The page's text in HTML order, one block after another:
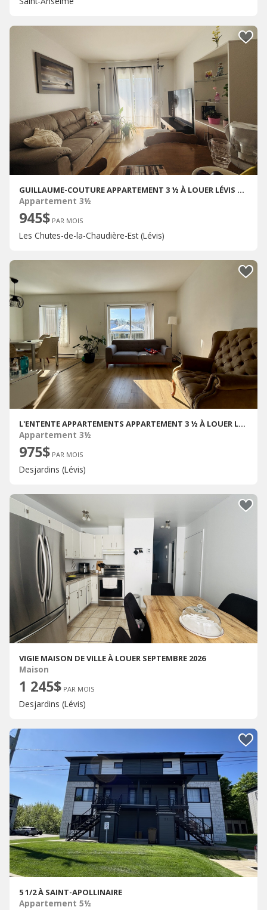
GUILLAUME-COUTURE APPARTEMENT 3 ½ À LOUER LÉVIS SEPTEMBRE 2026
Appartement 3½
945$ PAR MOIS
Les Chutes-de-la-Chaudière-Est (Lévis)
L'ENTENTE APPARTEMENTS APPARTEMENT 3 ½ À LOUER LÉVIS OCTOBRE 2026
Appartement 3½
975$ PAR MOIS
Desjardins (Lévis)
VIGIE MAISON DE VILLE À LOUER SEPTEMBRE 2026
Maison
1 245$ PAR MOIS
Desjardins (Lévis)
5 1/2 À SAINT-APOLLINAIRE
Appartement 5½